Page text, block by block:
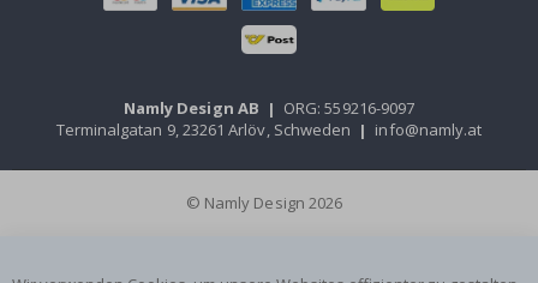
Namly Design AB | ORG: 559216-9097
Terminalgatan 9, 23261 Arlöv, Schweden | info@namly.at
© Namly Design 2026